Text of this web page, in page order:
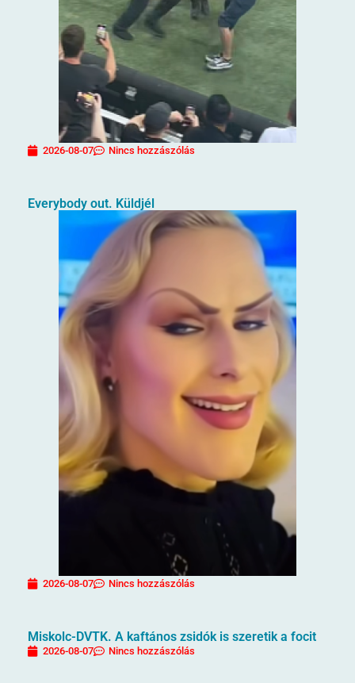
2026-08-07 Nincs hozzászólás
Everybody out. Küldjél
2026-08-07 Nincs hozzászólás
Miskolc-DVTK. A kaftános zsidók is szeretik a focit
2026-08-07 Nincs hozzászólás